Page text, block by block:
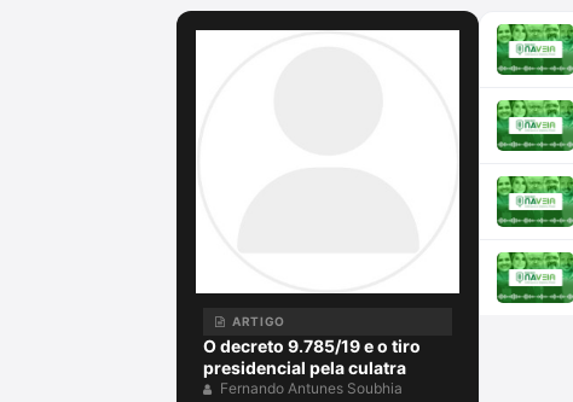
ARTIGO
O decreto 9.785/19 e o tiro
presidencial pela culatra
Fernando Antunes Soubhia